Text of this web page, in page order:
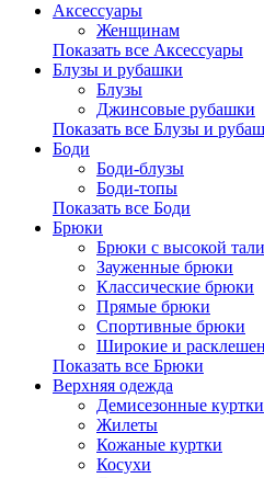
Аксессуары
Женщинам
Показать все Аксессуары
Блузы и рубашки
Блузы
Джинсовые рубашки
Показать все Блузы и
Боди
Боди-блузы
Боди-топы
Показать все Боди
Брюки
Брюки с высокой
Зауженные брюки
Классические брюки
Прямые брюки
Спортивные брюки
Широкие и
Показать все Брюки
Верхняя одежда
Демисезонные куртки
Жилеты
Кожаные куртки
Косухи